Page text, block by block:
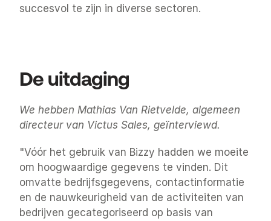
succesvol te zijn in diverse sectoren.
De uitdaging
We hebben Mathias Van Rietvelde, algemeen
directeur van Victus Sales, geïnterviewd.
"Vóór het gebruik van Bizzy hadden we moeite
om hoogwaardige gegevens te vinden. Dit
omvatte bedrijfsgegevens, contactinformatie
en de nauwkeurigheid van de activiteiten van
bedrijven gecategoriseerd op basis van